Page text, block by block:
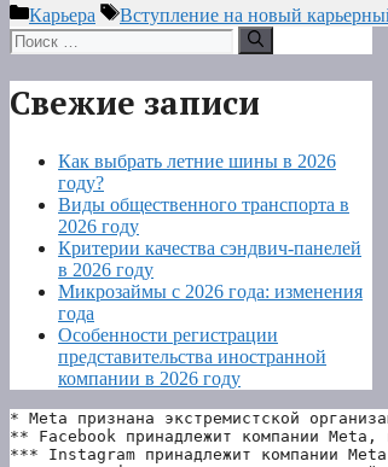
Рубрики
Карьера Метки
Вступление на новый
Поиск:
Свежие записи
Как выбрать летние шины в 2026
году?
Виды общественного транспорта в
2026 году
Критерии качества сэндвич-панелей
в 2026 году
Микрозаймы с 2026 года: изменения
года
Особенности регистрации
представительства иностранной
компании в 2026 году
* Meta признана экстремистской
** Facebook принадлежит компании Meta,
*** Instagram принадлежит компании